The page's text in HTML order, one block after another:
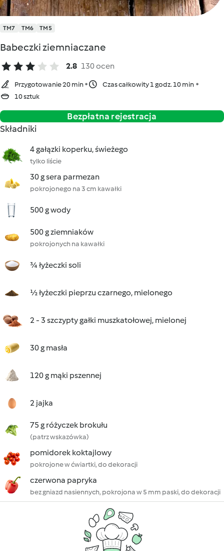
TM7 TM6 TM5
Babeczki ziemniaczane
2.8 130 ocen
Przygotowanie 20 min
Czas całkowity 1 godz. 10 min
10 sztuk
Bezpłatna rejestracja
Składniki
4 gałązki koperku, świeżego
tylko liście
30 g sera parmezan
pokrojonego na 3 cm kawałki
500 g wody
500 g ziemniaków
pokrojonych na kawałki
¾ łyżeczki soli
½ łyżeczki pieprzu czarnego, mielonego
2 - 3 szczypty gałki muszkatołowej, mielonej
30 g masła
120 g mąki pszennej
2 jajka
75 g różyczek brokułu
(patrz wskazówka)
pomidorek koktajlowy
pokrojone w ćwiartki, do dekoracji
czerwona papryka
bez gniazd nasiennych, pokrojona w 5 mm paski, do dekoracji